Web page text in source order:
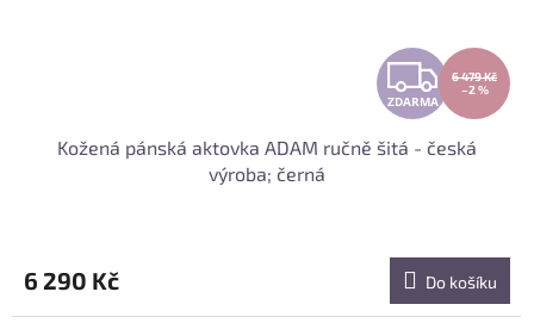
Z
D
M
ZDARMA
6 479 Kč
–2 %
Kožená pánská aktovka ADAM ručně šitá - česká
výroba; černá
6 290 Kč Do košíku